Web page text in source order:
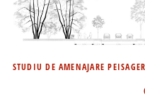
STUDIU DE AMENAJARE